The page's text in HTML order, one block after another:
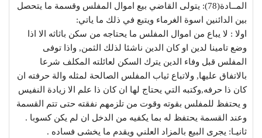
المــادة(78): يتولى القاضي بيع اموال المفلس وقسمة ما يتحصل
بين الدائنين اسوة الغرماء ويتبع في ذلك ما ياتي:
اولا : لا يباع من اموال المفلس ما يحتاجه من سكن باثاثه الا اذا
وضع تامينا لدين او كان الدين ناشئا لذلك الثمن, واذا توفى
المفلس قبل وفاء الدين يترك السكن لعائلته المكلف شرعا
بالاتفاق عليها, ولاتباع ثياب المفلس الصالحة لمثله والة حرفته ان
كان ذا حرفه,وكتبه التي يحتاج لها ان كان ذا علم الا زيادة النفيس
و يحتفظ للمفلس بقوته وقوت من تلزمهم نفقته حتى تتم القسمة
وعند القسمة يحتفظ له بما يكفيه من الدخل ان لم يكن كسوبا .
ثانيـا: يجرى البيع بالمزاد العلني ويقدم ما يخشى فساده .